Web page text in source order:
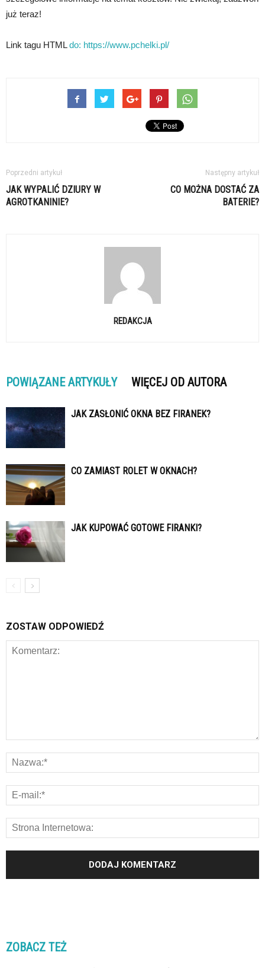
już teraz!
Link tagu HTMLdo: https://www.pchelki.pl/
Poprzedni artykuł
JAK WYPALIĆ DZIURY W
AGROTKANINIE?
Następny artykuł
CO MOŻNA DOSTAĆ ZA
BATERIE?
REDAKCJA
POWIĄZANE ARTYKUŁY WIĘCEJ OD AUTORA
JAK ZASŁONIĆ OKNA BEZ FIRANEK?
CO ZAMIAST ROLET W OKNACH?
JAK KUPOWAĆ GOTOWE FIRANKI?
ZOSTAW ODPOWIEDŹ
ZOBACZ TEŻ